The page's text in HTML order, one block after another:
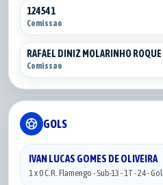
124541
Comissao
RAFAEL DINIZ MOLARINHO ROQUE
Comissao
sports_soccer GOLS
IVAN LUCAS GOMES DE OLIVEIRA
1 x 0 C.R. Flamengo - Sub-13 - 1T - 24 - Gol